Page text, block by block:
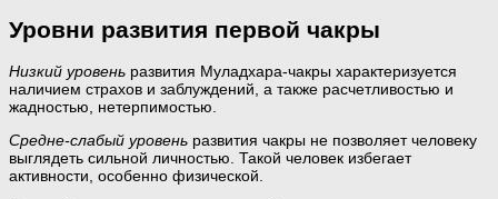
Уровни развития первой чакры
Низкий уровень развития Муладхара-чакры характеризуется
наличием страхов и заблуждений, а также расчетливостью и
жадностью, нетерпимостью.
Средне-слабый уровень развития чакры не позволяет человеку
выглядеть сильной личностью. Такой человек избегает
активности, особенно физической.